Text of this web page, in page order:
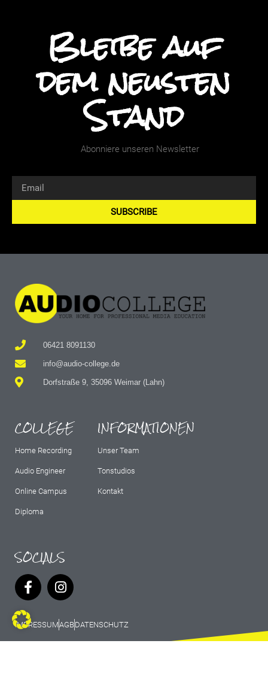
Bleibe auf
dem neusten
Stand
Abonniere unseren Newsletter
SUBSCRIBE
06421 8091130
info@audio-college.de
Dorfstraße 9, 35096 Weimar (Lahn)
COLLEGE
Home Recording
Audio Engineer
Online Campus
Diploma
INFORMATIONEN
Unser Team
Tonstudios
Kontakt
SOCIALS
IMPRESSUMAGBDATENSCHUTZ